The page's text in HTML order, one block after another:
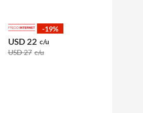
-19%
USD 22 c/u
USD 27 c/u